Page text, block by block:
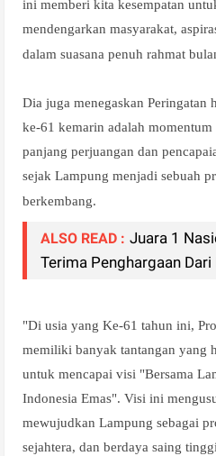
ini memberi kita kesempatan
mendengarkan masyarakat,
dalam suasana penuh rahmat
Dia juga menegaskan Peringatan
ke-61 kemarin adalah
panjang perjuangan dan
sejak Lampung menjadi sebuah
berkembang.
ALSO READ : Juara 1
Terima Penghargaan Dari
"Di usia yang Ke-61 tahun ini,
memiliki banyak tantangan yang
untuk mencapai visi "Bersama
Indonesia Emas". Visi ini
mewujudkan Lampung sebagai
sejahtera, dan berdaya saing